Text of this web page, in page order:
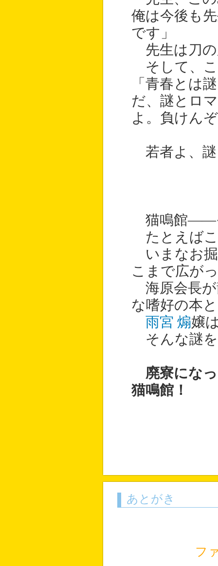
俺は今後も
です」
先生は刀の
そして、
「青春とは
だ、謎とロ
よ。負けん
若者よ、謎
猫鳴館――
たとえば
いまなお掘
こまで広が
海原会長が
な嗜好の本
雨宮 煽嬢
そんな謎を
廃寮にな
猫鳴館！
あとがき
フ